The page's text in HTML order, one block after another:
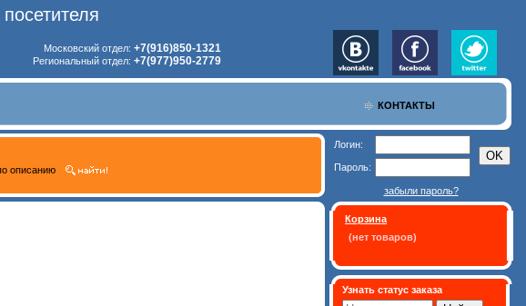
Московский отдел: +7(916)850-1321
Региональный отдел: +7(977)950-2779
КОНТАКТЫ
описанию
Логин:
Пароль:
забыли пароль?
Корзина
(нет товаров)
Узнать статус заказа